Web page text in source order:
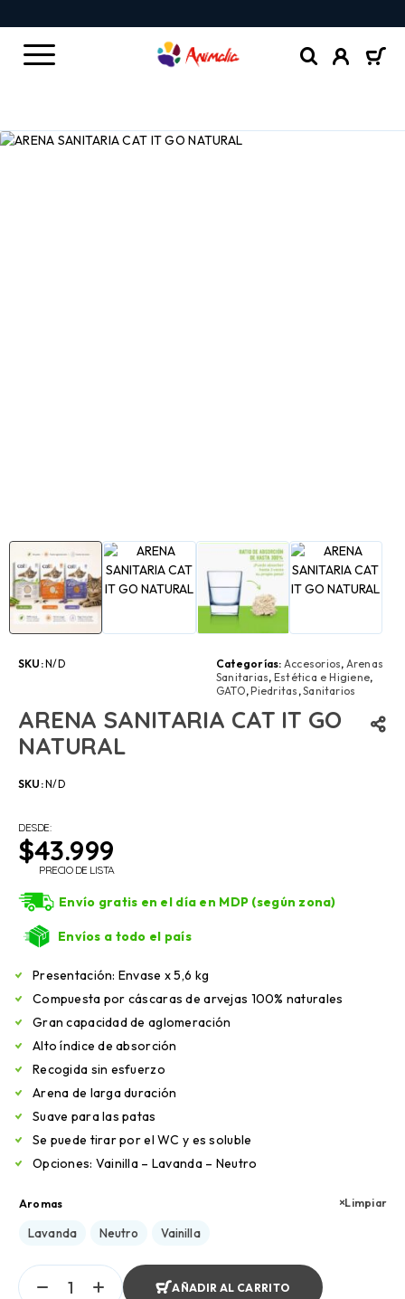
SKU:N/D Categorías: Accesorios, Arenas
Sanitarias, Estética e Higiene,
GATO,Piedritas ,Sanitarios
ARENA SANITARIA CAT IT GO
NATURAL
SKU:N/D
DESDE:
$43.999
PRECIO DE LISTA
Envío gratis en el día en MDP (según zona)
Envíos a todo el país
Presentación: Envase x 5,6 kg
Compuesta por cáscaras de arvejas 100% naturales
Gran capacidad de aglomeración
Alto índice de absorción
Recogida sin esfuerzo
Arena de larga duración
Suave para las patas
Se puede tirar por el WC y es soluble
Opciones: Vainilla – Lavanda – Neutro
Aromas
Lavanda Neutro Vainilla
Limpiar
AÑADIR AL CARRITO